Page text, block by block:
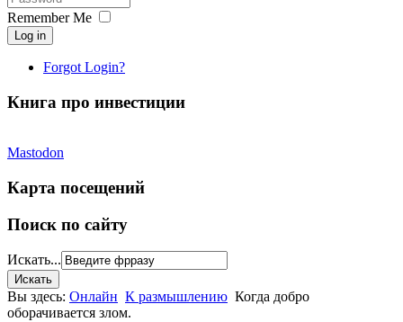
Remember Me
Log in
Forgot Login?
Книга про инвестиции
Mastodon
Карта посещений
Поиск по сайту
Искать...
Вы здесь: Онлайн К размышлению Когда добро
оборачивается злом.